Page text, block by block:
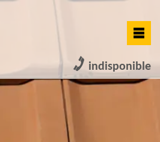
indisponible